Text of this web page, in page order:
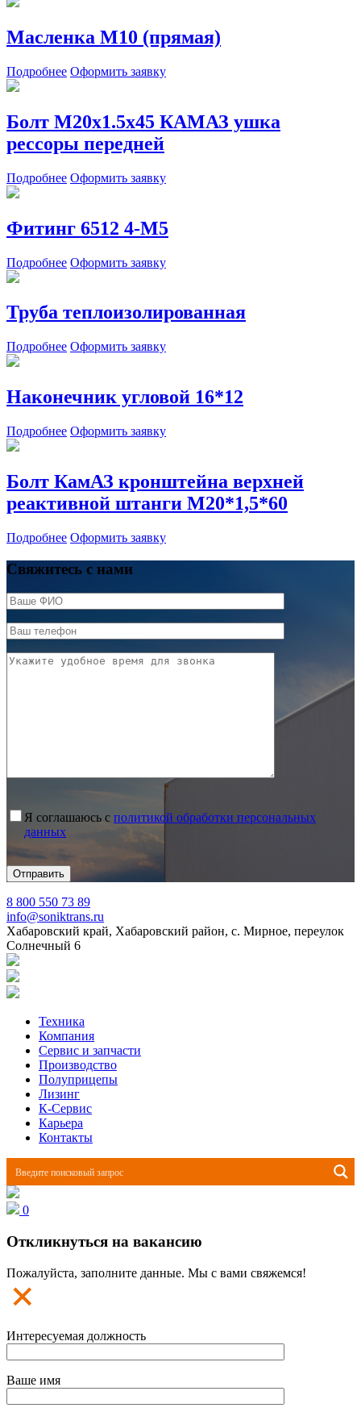
Масленка М10 (прямая)
Подробнее Оформить заявку
Болт М20х1.5х45 КАМАЗ ушка
рессоры передней
Подробнее Оформить заявку
Фитинг 6512 4-М5
Подробнее Оформить заявку
Труба теплоизолированная
Подробнее Оформить заявку
Наконечник угловой 16*12
Подробнее Оформить заявку
Болт КамАЗ кронштейна верхней
реактивной штанги М20*1,5*60
Подробнее Оформить заявку
Свяжитесь с нами
Я соглашаюсь с политикой обработки персональных
данных
8 800 550 73 89
info@soniktrans.ru
Хабаровский край, Хабаровский район, с. Мирное, переулок
Солнечный 6
Техника
Компания
Сервис и запчасти
Производство
Полуприцепы
Лизинг
К-Сервис
Карьера
Контакты
0
Откликнуться на вакансию
Пожалуйста, заполните данные. Мы с вами свяжемся!
Интересуемая должность
Ваше имя